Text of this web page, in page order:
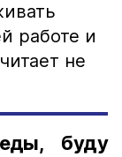
работе и
не
буду